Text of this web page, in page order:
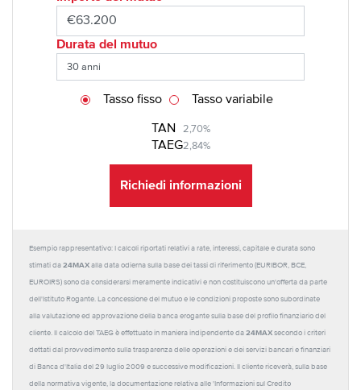
Durata del mutuo
TAN 2,70%
TAEG2,84%
Tasso fisso Tasso variabile
Richiedi informazioni
Esempio rappresentativo: I calcoli riportati relativi a rate, interessi, capitale e durata sono
stimati da 24MAX alla data odierna sulla base dei tassi di riferimento (EURIBOR, BCE,
EUROIRS) sono da considerarsi meramente indicativi e non costituiscono un'offerta da parte
dell'Istituto Rogante. La concessione del mutuo e le condizioni proposte sono subordinate
alla valutazione ed approvazione della banca erogante sulla base del profilo finanziario del
cliente. Il calcolo del TAEG è effettuato in maniera indipendente da 24MAX secondo i criteri
dettati dal provvedimento sulla trasparenza delle operazioni e dei servizi bancari e finanziari
di Banca d'Italia del 29 luglio 2009 e successive modificazioni. Il cliente riceverà, sulla base
della normativa vigente, la documentazione relativa alle 'Informazioni sul Credito